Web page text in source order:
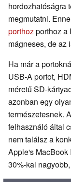
hordozhatóságra
megmutatni.
porthozporthoz a
mágneses, de az
Ha már a
USB-A portot,
méretű SD-
azonban egy
természetesnek.
felhasználó által
nem találsz a
Apple's MacBook
30%-kal